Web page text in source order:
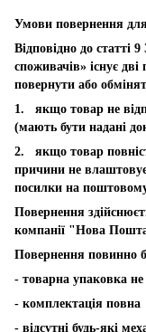
Умови повернення для
Відповідно до статті
споживачів» існує
повернути або
1. якщо товар не
(мають бути надані
2. якщо товар
причини не
посилки на
Повернення
компанії "Нова
Повернення повинно
- товарна упаковка
- комплектація повна
- відсутні будь-які